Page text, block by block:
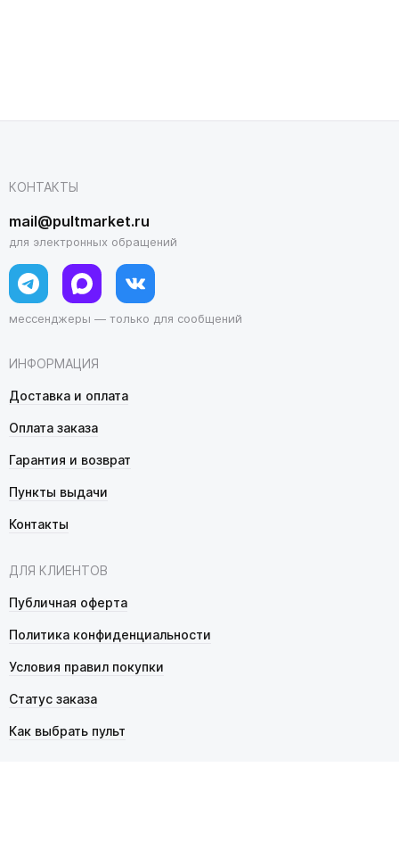
ИНФОРМАЦИЯ
Доставка и оплата
Оплата заказа
Гарантия и возврат
Пункты выдачи
Контакты
ДЛЯ КЛИЕНТОВ
Публичная оферта
Политика конфиденциальности
Условия правил покупки
Статус заказа
Как выбрать пульт
КОНТАКТЫ
mail@pultmarket.ru
для электронных обращений
мессенджеры — только для сообщений